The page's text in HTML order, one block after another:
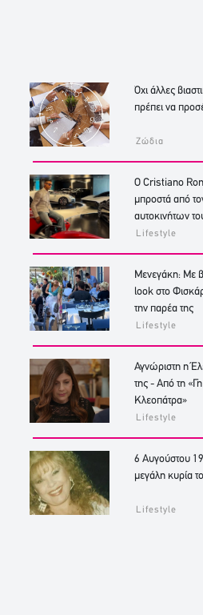
Όχι άλλες
πρέπει να
Ζώδια
Ο Cristiano
μπροστά από
αυτοκινήτων
Lifestyle
Μενεγάκη: Με
look στο
την παρέα της
Lifestyle
Αγνώριστη η
της - Από τη
Κλεοπάτρα»
Lifestyle
6 Αυγούστου
μεγάλη κυρία
Lifestyle